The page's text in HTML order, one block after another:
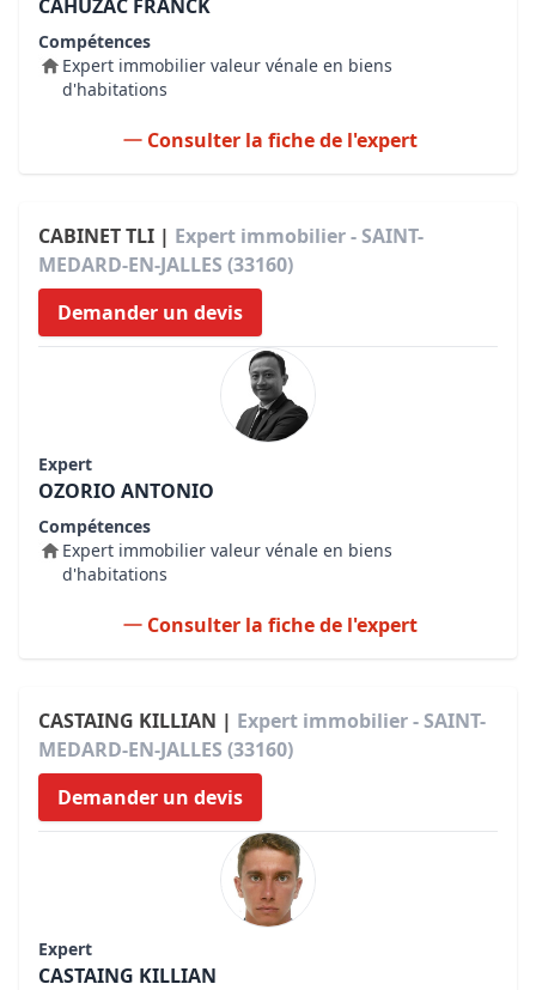
CAHUZAC FRANCK
Compétences
Expert immobilier valeur vénale en biens
d'habitations
Consulter la fiche de l'expert
CABINET TLI | Expert immobilier - SAINT-
MEDARD-EN-JALLES (33160)
Demander un devis
Expert
OZORIO ANTONIO
Compétences
Expert immobilier valeur vénale en biens
d'habitations
Consulter la fiche de l'expert
CASTAING KILLIAN | Expert immobilier - SAINT-
MEDARD-EN-JALLES (33160)
Demander un devis
Expert
CASTAING KILLIAN